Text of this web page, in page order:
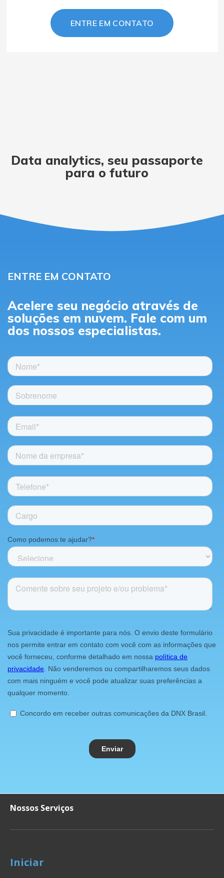
ENTRE EM CONTATO
Data analytics, seu passaporte
para o futuro
ENTRE EM CONTATO
Acelere seu negócio através de
soluções em nuvem. Fale com um
dos nossos especialistas.
Nossos Serviços
Iniciar